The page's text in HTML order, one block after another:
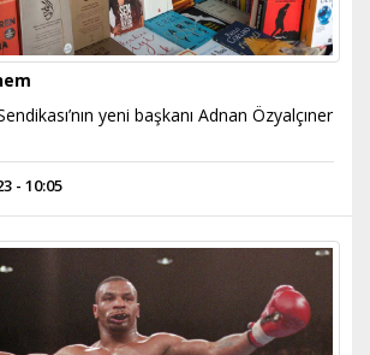
yeni başkanı Adnan Özyalçıner
- 10:05